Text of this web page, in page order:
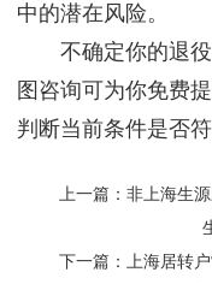
中的潜在风险。
不确定你的退役
图咨询可为你免费
判断当前条件是否
上一篇： 非上海生
下一篇：
上海居转